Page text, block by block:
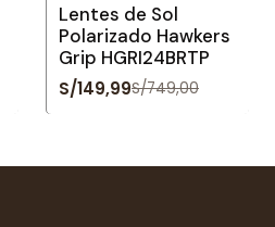
Lentes de Sol
Polarizado Hawkers
Grip HGRI24BRTP
S/149,99S/749,00